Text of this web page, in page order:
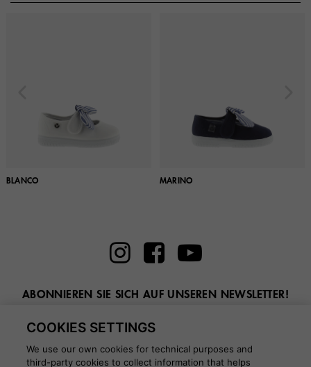
BLANCO MARINO
ABONNIEREN SIE SICH AUF UNSEREN NEWSLETTER!
COOKIES SETTINGS
We use our own cookies for technical purposes and
third-party cookies to collect information that helps